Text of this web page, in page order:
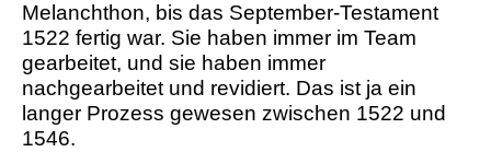
Melanchthon, bis das September-Testament
1522 fertig war. Sie haben immer im Team
gearbeitet, und sie haben immer
nachgearbeitet und revidiert. Das ist ja ein
langer Prozess gewesen zwischen 1522 und
1546.